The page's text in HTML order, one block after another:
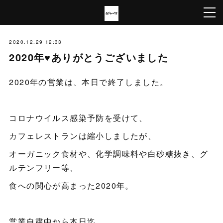
2020.12.29 12:33
2020年♥ありがとうございました
2020年の営業は、本日で終了しました。
コロナウイルス感染予防を受けて、
カフェレストランは縮小しましたが、
オーガニック食材や、化学調味料や白砂糖抜き、グ
ルテンフリー等、
食への関心が高まった2020年。